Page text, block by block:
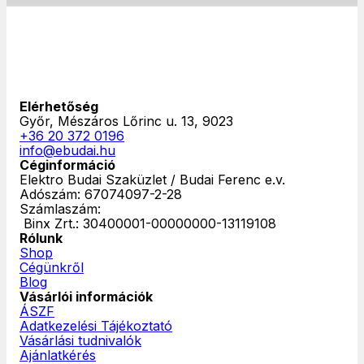
Elérhetőség
Győr, Mészáros Lőrinc u. 13, 9023
+36 20 372 0196
info@ebudai.hu
Céginformáció
Elektro Budai Szaküzlet / Budai Ferenc e.v.
Adószám: 67074097-2-28
Számlaszám:
‎ Binx Zrt.: 30400001-00000000-13119108
Rólunk
Shop
Cégünkről
Blog
Vásárlói információk
ÁSZF
Adatkezelési Tájékoztató
Vásárlási tudnivalók
Ajánlatkérés